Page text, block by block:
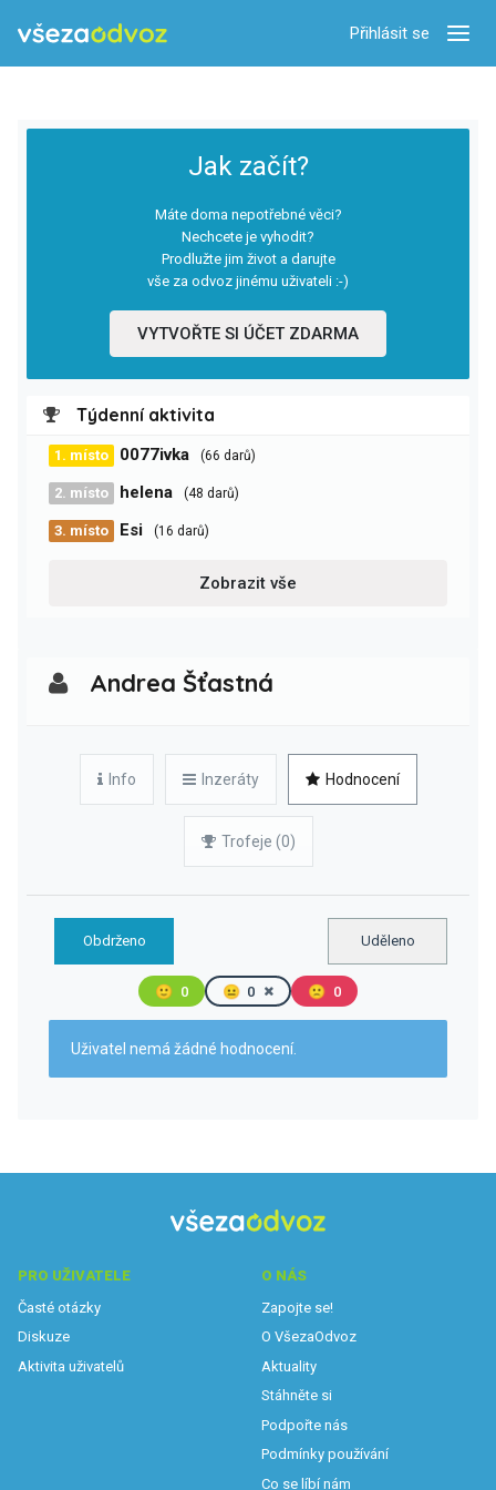
Přihlásit se
Jak začít?
Máte doma nepotřebné věci?
Nechcete je vyhodit?
Prodlužte jim život a darujte
vše za odvoz jinému uživateli :-)
VYTVOŘTE SI ÚČET ZDARMA
Týdenní aktivita
1. místo 0077ivka (66 darů)
2. místo helena (48 darů)
3. místo Esi (16 darů)
Zobrazit vše
Andrea Šťastná
Info Inzeráty Hodnocení
Trofeje (0)
Obdrženo Uděleno
🙂 0 😐 0 🙁 0
Uživatel nemá žádné hodnocení.
PRO UŽIVATELE
Časté otázky
Diskuze
Aktivita uživatelů
O NÁS
Zapojte se!
O VšezaOdvoz
Aktuality
Stáhněte si
Podpořte nás
Podmínky používání
Co se líbí nám